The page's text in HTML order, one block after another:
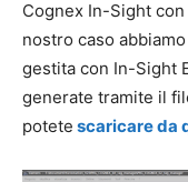
Cognex In-Sight
nostro caso
gestita con In-Sight
generate tramite il
potete scaricare da